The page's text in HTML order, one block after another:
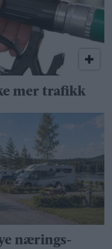
mer trafikk
nærings­